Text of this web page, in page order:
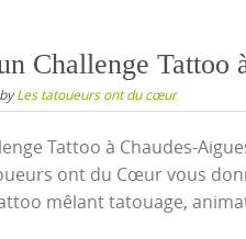
Challenge Tattoo
Les tatoueurs ont du cœur
Tattoo à Chaudes-
ont du Cœur vous
mêlant tatouage,